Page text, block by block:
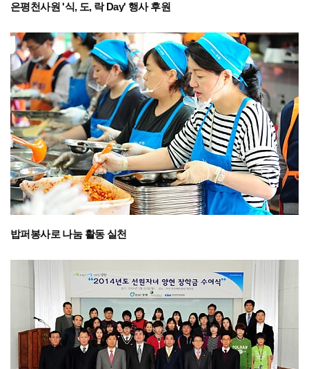
은평천사원 '식, 도, 락 Day' 행사 후원
밥퍼봉사로 나눔 활동 실천